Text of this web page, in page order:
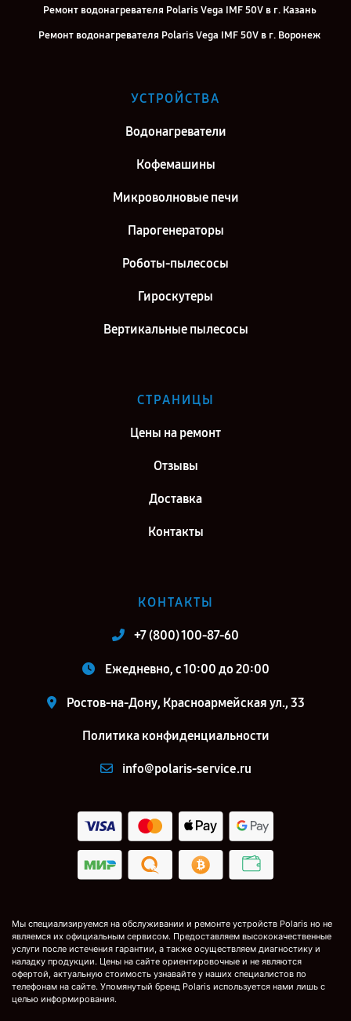
Ремонт водонагревателя Polaris Vega IMF 50V в г. Казань
Ремонт водонагревателя Polaris Vega IMF 50V в г. Воронеж
Ремонт водонагревателя Polaris Vega IMF 50V в г. Москва
Ремонт водонагревателя Polaris Vega IMF 50V в г. Санкт-
УСТРОЙСТВА
Водонагреватели
Кофемашины
Микроволновые печи
Парогенераторы
Роботы-пылесосы
Гироскутеры
Вертикальные пылесосы
СТРАНИЦЫ
Цены на ремонт
Отзывы
Доставка
Контакты
КОНТАКТЫ
+7 (800) 100-87-60
Ежедневно, с 10:00 до 20:00
Ростов-на-Дону, Красноармейская ул., 33
Политика конфиденциальности
info@polaris-service.ru
Мы специализируемся на обслуживании и ремонте устройств Polaris но не
являемся их официальным сервисом. Предоставляем высококачественные
услуги после истечения гарантии, а также осуществляем диагностику и
наладку продукции. Цены на сайте ориентировочные и не являются
офертой, актуальную стоимость узнавайте у наших специалистов по
телефонам на сайте. Упомянутый бренд Polaris используется нами лишь с
целью информирования.